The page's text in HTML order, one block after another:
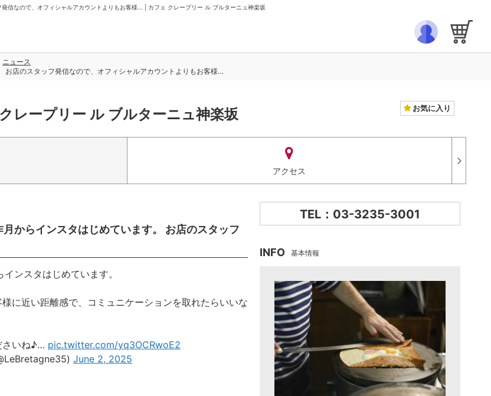
信なので、オフィシャルアカウントよりもお客様... | カフェ クレープリー ル ブルターニュ神楽坂
ニュース
店のスタッフ発信なので、オフィシャルアカウントよりもお客様...
レープリー ル ブルターニュ神楽坂 お気に入り
アクセス
からインスタはじめています。 お店のスタッフ
ンスタはじめています。
に近い距離感で、コミュニケーションを取れたらいいな
さいね♪… pic.twitter.com/yq3OCRwoE2
June 2, 2025
TEL：03-3235-3001
INFO 基本情報